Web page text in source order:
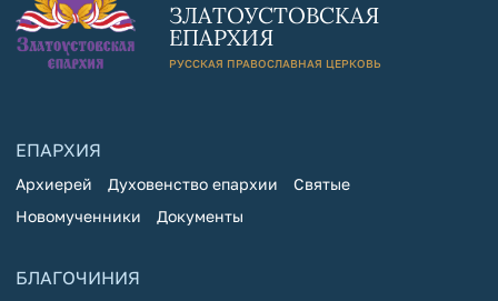
ЗЛАТОУСТОВСКАЯ
ЕПАРХИЯ
РУССКАЯ ПРАВОСЛАВНАЯ ЦЕРКОВЬ
ЕПАРХИЯ
Архиерей Духовенство епархии
Святые
Новомученники
Документы
БЛАГОЧИНИЯ